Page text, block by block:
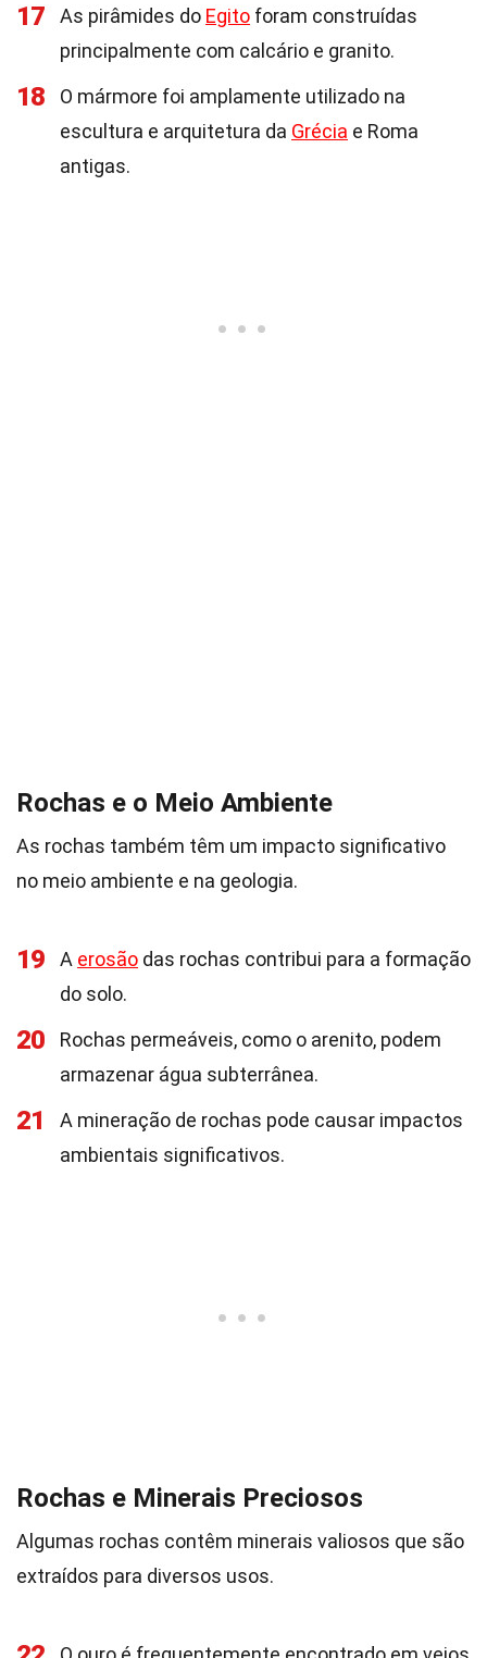
17 As pirâmides do Egito foram construídas
principalmente com calcário e granito.
18
O mármore foi amplamente utilizado na
escultura e arquitetura da Grécia e Roma
antigas.
Rochas e o Meio Ambiente
As rochas também têm um impacto significativo
no meio ambiente e na geologia.
19 A erosão das rochas contribui para a formação
do solo.
20
Rochas permeáveis, como o arenito, podem
armazenar água subterrânea.
21
A mineração de rochas pode causar impactos
ambientais significativos.
Rochas e Minerais Preciosos
Algumas rochas contêm minerais valiosos que são
extraídos para diversos usos.